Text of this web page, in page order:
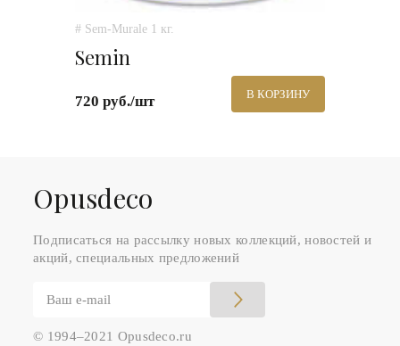
# Sem-Murale 1 кг.
Semin
720 руб./шт В КОРЗИНУ
Оpusdeco
Подписаться на рассылку новых коллекций, новостей и
акций, специальных предложений
© 1994–2021 Opusdeco.ru